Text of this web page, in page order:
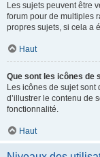
Les sujets peuvent être
forum pour de multiples
propres sujets, si cela a
Haut
Que sont les icônes de
Les icônes de sujet sont
d’illustrer le contenu de
fonctionnalité.
Haut